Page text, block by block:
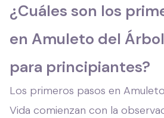
¿Cuáles son los
en Amuleto del
para principiantes?
Los primeros pasos en
Vida comienzan con la